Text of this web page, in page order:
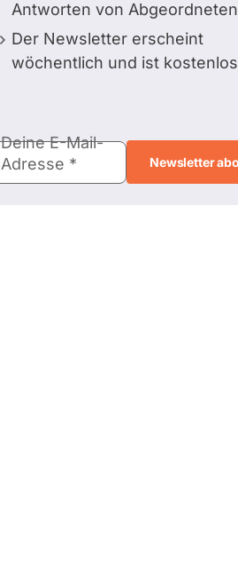
Antworten von Abgeordneten
Der Newsletter erscheint
wöchentlich und ist kostenlos
Deine E-Mail-
Adresse